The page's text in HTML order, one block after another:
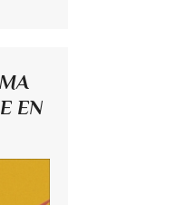
EN